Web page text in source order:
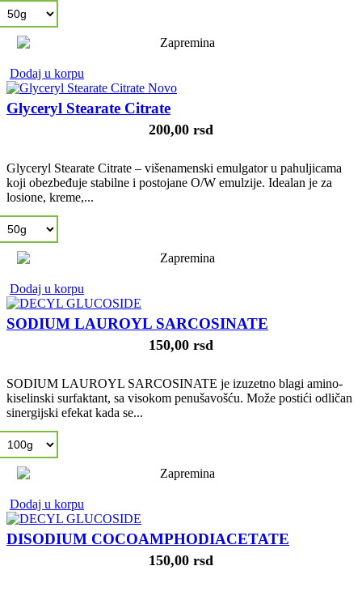
Dodaj u korpu
Novo
Glyceryl Stearate Citrate
200,00 rsd
Glyceryl Stearate Citrate – višenamenski emulgator u pahuljicama
koji obezbeđuje stabilne i postojane O/W emulzije. Idealan je za
losione, kreme,...
Dodaj u korpu
SODIUM LAUROYL SARCOSINATE
150,00 rsd
SODIUM LAUROYL SARCOSINATE je izuzetno blagi amino-
kiselinski surfaktant, sa visokom penušavošću. Može postići odličan
sinergijski efekat kada se...
Dodaj u korpu
DISODIUM COCOAMPHODIACETATE
150,00 rsd